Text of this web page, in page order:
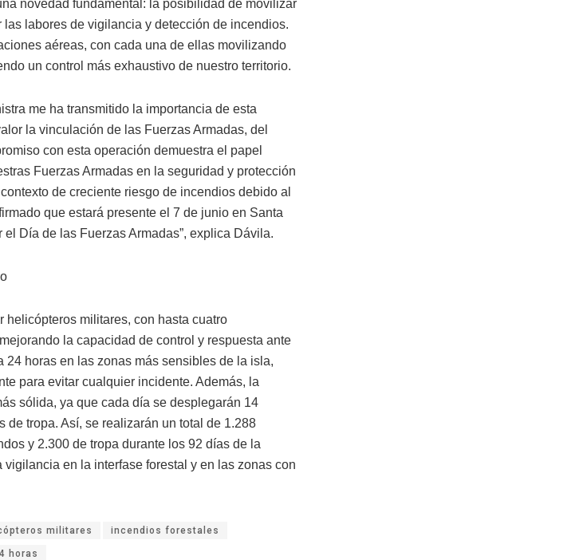
novedad fundamental: la posibilidad de movilizar
labores de vigilancia y detección de incendios.
aéreas, con cada una de ellas movilizando
un control más exhaustivo de nuestro territorio.
me ha transmitido la importancia de esta
la vinculación de las Fuerzas Armadas, del
con esta operación demuestra el papel
Fuerzas Armadas en la seguridad y protección
de creciente riesgo de incendios debido al
que estará presente el 7 de junio en Santa
Día de las Fuerzas Armadas”, explica Dávila.
militares, con hasta cuatro
la capacidad de control y respuesta ante
horas en las zonas más sensibles de la isla,
para evitar cualquier incidente. Además, la
sólida, ya que cada día se desplegarán 14
de tropa. Así, se realizarán un total de 1.288
y 2.300 de tropa durante los 92 días de la
en la interfase forestal y en las zonas con
militares incendios forestales
horas